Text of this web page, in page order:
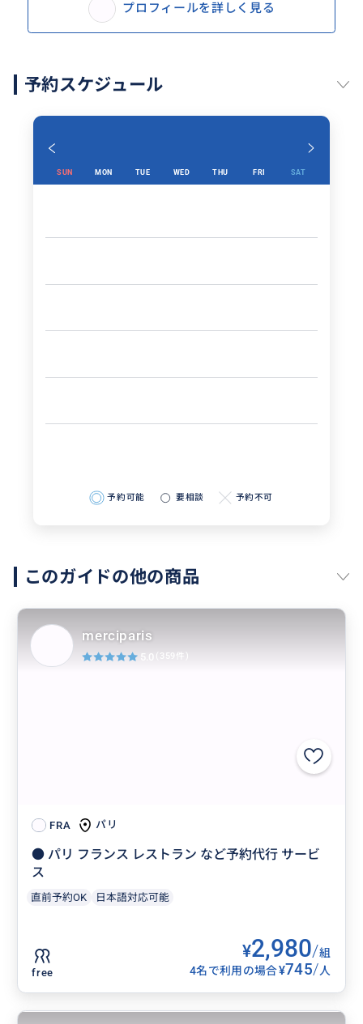
プロフィールを詳しく見る
予約スケジュール
SUN MON TUE WED THU FRI SAT
予約可能 要相談 予約不可
このガイドの他の商品
FRA パリ
● パリ フランス レストラン など予約代行 サービ
ス
直前予約OK 日本語対応可能
free
¥2,980/組
4名で利用の場合¥745/人
merciparis
5.0 (359件)